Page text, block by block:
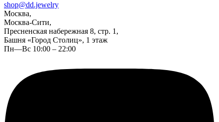
shop@dd.jewelry
Москва,
Москва-Сити,
Пресненская набережная 8, стр. 1,
Башня «Город Столиц», 1 этаж
Пн—Вс 10:00 – 22:00